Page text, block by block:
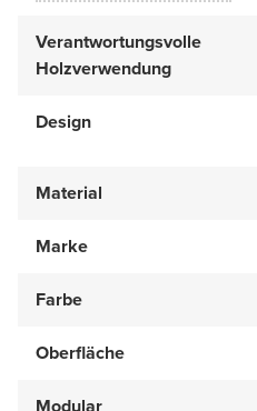
Verantwortungsvolle
Holzverwendung
Design
Material
Marke
Farbe
Oberfläche
Modular